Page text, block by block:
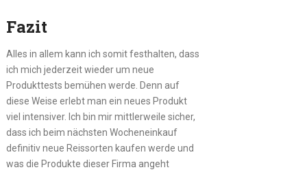
Fazit
Alles in allem kann ich somit festhalten, dass
ich mich jederzeit wieder um neue
Produkttests bemühen werde. Denn auf
diese Weise erlebt man ein neues Produkt
viel intensiver. Ich bin mir mittlerweile sicher,
dass ich beim nächsten Wocheneinkauf
definitiv neue Reissorten kaufen werde und
was die Produkte dieser Firma angeht